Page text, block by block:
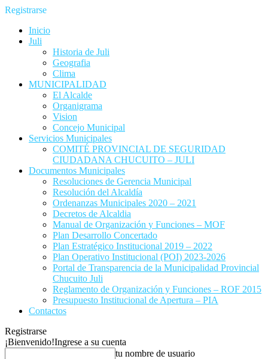
Registrarse
Inicio
Juli
Historia de Juli
Geografia
Clima
MUNICIPALIDAD
El Alcalde
Organigrama
Vision
Concejo Municipal
Servicios Municipales
COMITÉ PROVINCIAL DE SEGURIDAD
CIUDADANA CHUCUITO – JULI
Documentos Municipales
Resoluciones de Gerencia Municipal
Resolución del Alcaldía
Ordenanzas Municipales 2020 – 2021
Decretos de Alcaldia
Manual de Organización y Funciones – MOF
Plan Desarrollo Concertado
Plan Estratégico Institucional 2019 – 2022
Plan Operativo Institucional (POI) 2023-2026
Portal de Transparencia de la Municipalidad Provincial
Chucuito Juli
Reglamento de Organización y Funciones – ROF 2015
Presupuesto Institucional de Apertura – PIA
Contactos
Registrarse
¡Bienvenido!Ingrese a su cuenta
tu nombre de usuario